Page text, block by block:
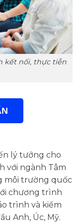
kết nối, thực tiễn
lý tưởng cho
với ngành Tâm
môi trường quốc
chương trình
trình và kiểm
Anh, Úc, Mỹ.